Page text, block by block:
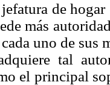
de
más
uno de sus
tal
el principal